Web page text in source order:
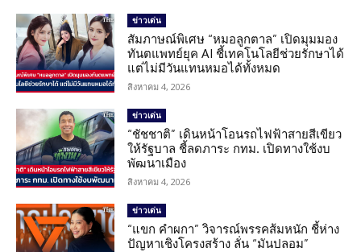
ข่าวเด่น
สัมภาษณ์พิเศษ “หมอลูกตาล” เปิดมุมมอง
ทันตแพทย์ยุค AI ชี้เทคโนโลยีช่วยรักษาได้
แต่ไม่มีวันแทนหมอได้ทั้งหมด
สิงหาคม 4, 2026
ข่าวเด่น
“ชัชชาติ” เดินหน้าโอนรถไฟฟ้าสายสีเขียว
ให้รัฐบาล ชี้ลดภาระ กทม. เปิดทางใช้งบ
พัฒนาเมือง
สิงหาคม 4, 2026
ข่าวเด่น
“แขก คำผกา” วิจารณ์พรรคส้มหนัก ชี้ห่าง
ปัญหาเชิงโครงสร้าง ลั่น “มันปลอม”